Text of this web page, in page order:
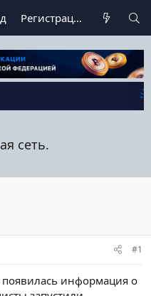
Регистрация
сеть.
#1
появилась информация о